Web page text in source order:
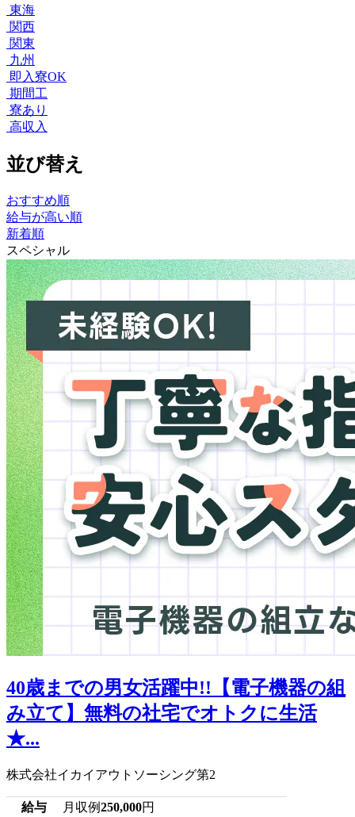
東海
関西
関東
九州
即入寮OK
期間工
寮あり
高収入
並び替え
おすすめ順
給与が高い順
新着順
スペシャル
40歳までの男女活躍中!!【電子機器の組
み立て】無料の社宅でオトクに生活
★...
株式会社イカイアウトソーシング第2
給与 月収例250,000円